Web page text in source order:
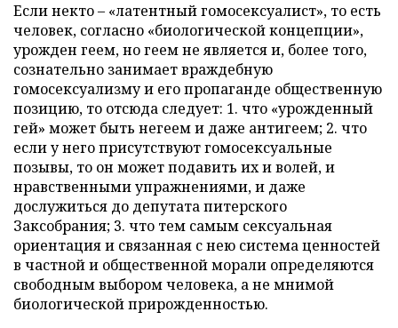
Если некто – «латентный гомосексуалист», то есть
человек, согласно «биологической концепции»,
урожден геем, но геем не является и, более того,
сознательно занимает враждебную
гомосексуализму и его пропаганде общественную
позицию, то отсюда следует: 1. что «урожденный
гей» может быть негеем и даже антигеем; 2. что
если у него присутствуют гомосексуальные
позывы, то он может подавить их и волей, и
нравственными упражнениями, и даже
дослужиться до депутата питерского
Заксобрания; 3. что тем самым сексуальная
ориентация и связанная с нею система ценностей
в частной и общественной морали определяются
свободным выбором человека, а не мнимой
биологической прирожденностью.